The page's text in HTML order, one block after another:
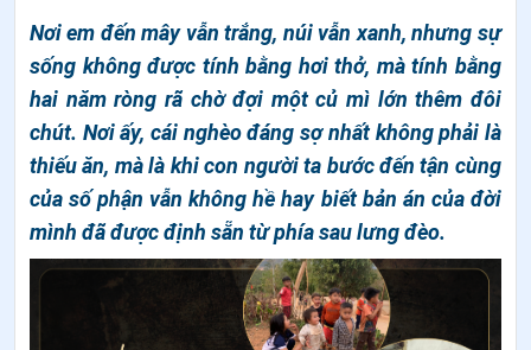
Nơi em đến mây vẫn trắng, núi vẫn xanh, nhưng sự
sống không được tính bằng hơi thở, mà tính bằng
hai năm ròng rã chờ đợi một củ mì lớn thêm đôi
chút. Nơi ấy, cái nghèo đáng sợ nhất không phải là
thiếu ăn, mà là khi con người ta bước đến tận cùng
của số phận vẫn không hề hay biết bản án của đời
mình đã được định sẵn từ phía sau lưng đèo.